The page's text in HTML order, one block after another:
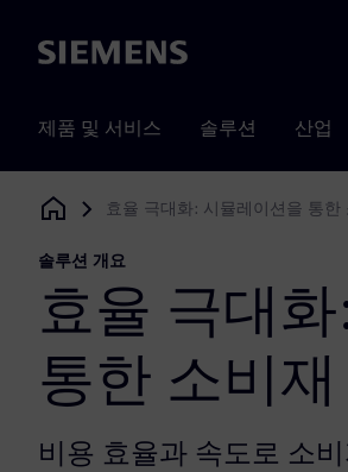
Siemens
제품 및 서비스 솔루션 산업
Siemens Digital Industries Software
효율 극대화: 시뮬레이션을 통한
솔루션 개요
효율 극대
통한 소비재
비용 효율과 속도로 소